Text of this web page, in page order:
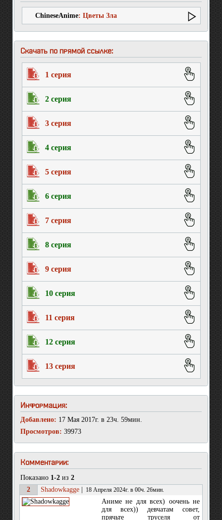
ChineseAnime: Цветы Зла
Скачать по прямой ссылке:
1 серия
2 серия
3 серия
4 серия
5 серия
6 серия
7 серия
8 серия
9 серия
10 серия
11 серия
12 серия
13 серия
Информация:
Добавлено: 17 Мая 2017г. в 23ч. 59мин.
Просмотров: 39973
Комментарии:
Показано 1-2 из 2
2
Shadowkagge 18 Апреля 2024г. в 00ч. 26мин.
Аниме не для всех) оочень не
для всех)) девчатам совет,
прячьте труселя от